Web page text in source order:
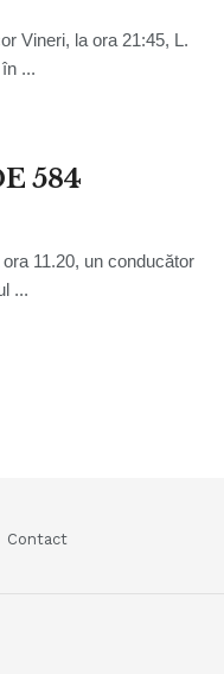
Vineri, la ora 21:45, L.
...
584
11.20, un conducător
...
Contact